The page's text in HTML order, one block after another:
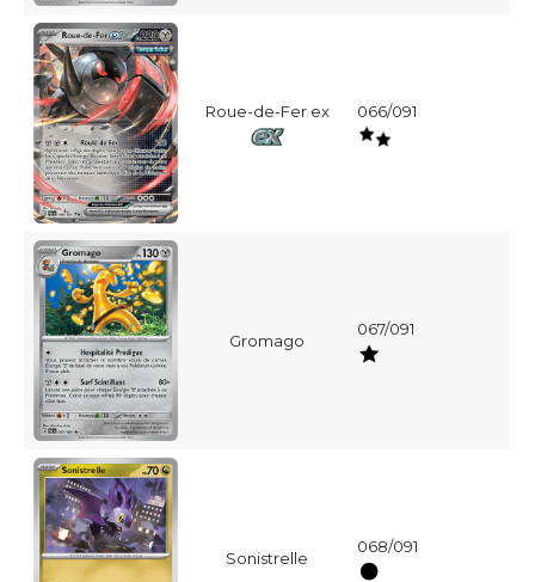
Roue-de-Fer ex 066/091
Gromago
067/091
Sonistrelle
068/091